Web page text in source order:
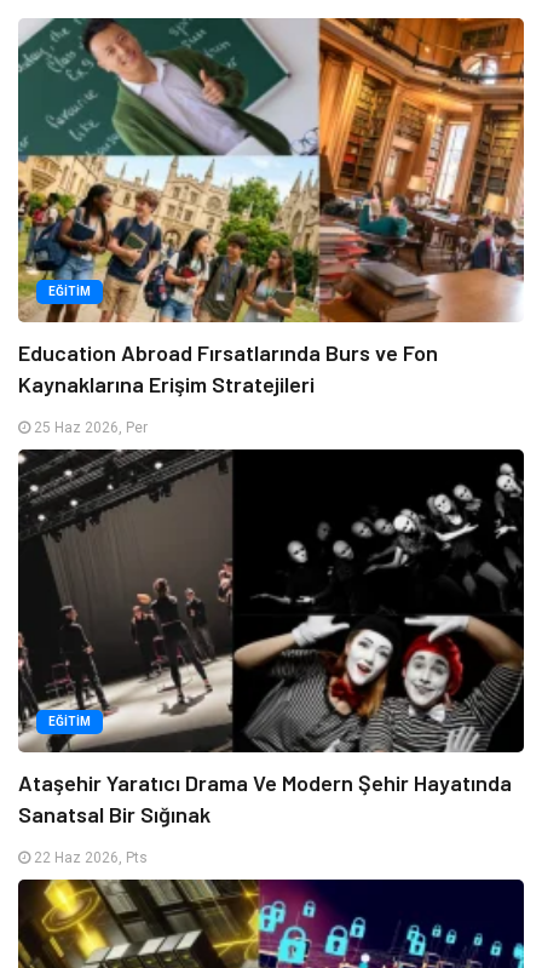
EĞITIM
Education Abroad Fırsatlarında Burs ve Fon
Kaynaklarına Erişim Stratejileri
25 Haz 2026, Per
EĞITIM
Ataşehir Yaratıcı Drama Ve Modern Şehir Hayatında
Sanatsal Bir Sığınak
22 Haz 2026, Pts